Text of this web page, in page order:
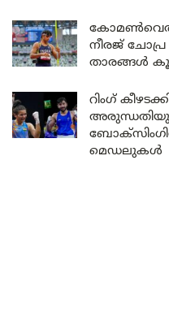
നീരജ്
താരങ്ങൾ
റിംഗ്
അരുന്ധതിയും
മെഡലുകൾ